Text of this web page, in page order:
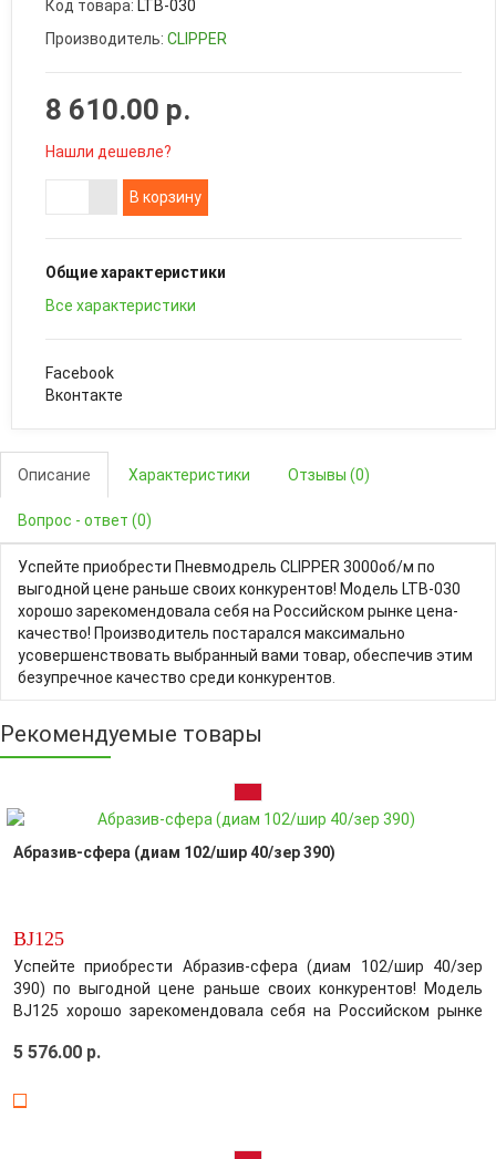
Код товара: LTB-030
Производитель: CLIPPER
8 610.00 р.
Нашли дешевле?
В корзину
Общие характеристики
Все характеристики
Facebook
Вконтакте
Описание Характеристики Отзывы (0)
Вопрос - ответ (0)
Успейте приобрести Пневмодрель CLIPPER 3000об/м по
выгодной цене раньше своих конкурентов! Модель LTB-030
хорошо зарекомендовала себя на Российском рынке цена-
качество! Производитель постарался максимально
усовершенствовать выбранный вами товар, обеспечив этим
безупречное качество среди конкурентов.
Рекомендуемые товары
Абразив-сфера (диам 102/шир 40/зер 390)
BJ125
Успейте приобрести Абразив-сфера (диам 102/шир 40/зер
390) по выгодной цене раньше своих конкурентов! Модель
BJ125 хорошо зарекомендовала себя на Российском рынке
усовершенствовать выбранный вами товар, обеспечив этим
5 576.00 р.